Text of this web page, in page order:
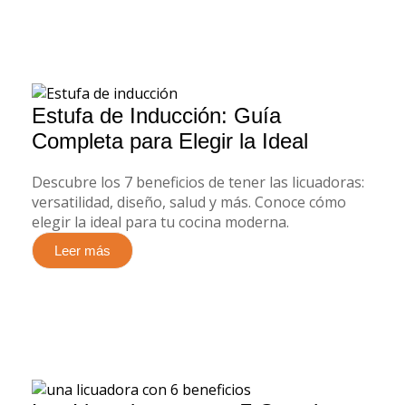
Estufa de Inducción: Guía
Completa para Elegir la Ideal
Descubre los 7 beneficios de tener las licuadoras:
versatilidad, diseño, salud y más. Conoce cómo
elegir la ideal para tu cocina moderna.
Leer más